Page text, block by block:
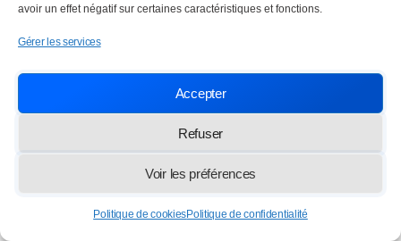
avoir un effet négatif sur certaines caractéristiques et fonctions.
Gérer les services
Accepter
Refuser
Voir les préférences
Politique de cookiesPolitique de confidentialité
© 2026 STEN — Tous droits réservés